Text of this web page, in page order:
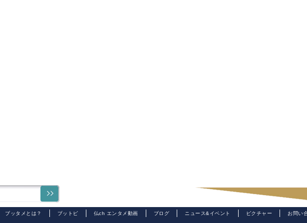
ブッタメとは？ ブットピ 仏ch エンタメ動画 ブログ ニュース&イベント ピクチャー お問い